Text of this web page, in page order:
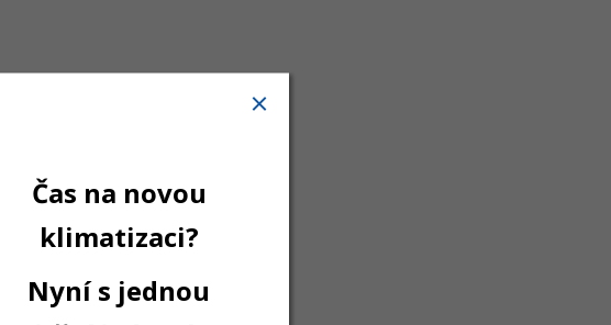
Čas na novou
klimatizaci?
Nyní s jednou